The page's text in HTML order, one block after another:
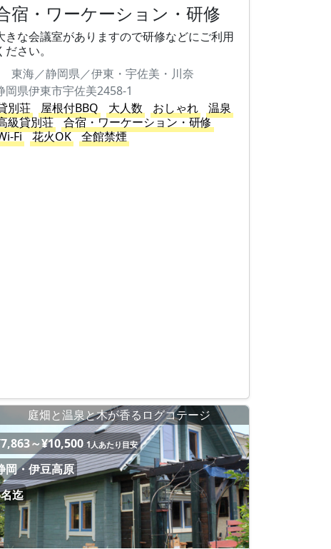
宿・ワーケーション・研修
きな会議室がありますので研修などにご利用
ださい。
東海／静岡県／伊東・宇佐美・川奈
岡県伊東市宇佐美2458-1
別荘
屋根付BBQ 大人数 おしゃれ
温泉
級貸別荘
合宿・ワーケーション・研修
Fi
花火OK 全館禁煙
庭畑と温泉と木が香るログコテージ
～¥10,500 1人あたり目安
岡・伊豆高原
迄